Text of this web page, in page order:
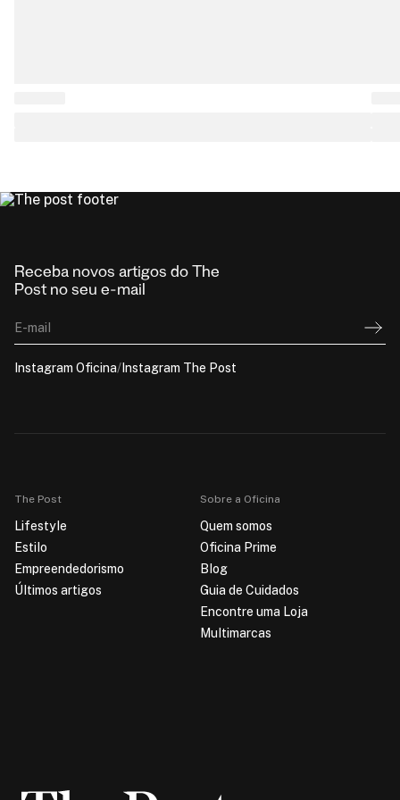
Receba novos artigos do The
Post no seu e-mail
E-mail
Instagram Oficina/ Instagram The Post
The Post
Lifestyle
Estilo
Empreendedorismo
Últimos artigos
Sobre a Oficina
Quem somos
Oficina Prime
Blog
Guia de Cuidados
Encontre uma Loja
Multimarcas